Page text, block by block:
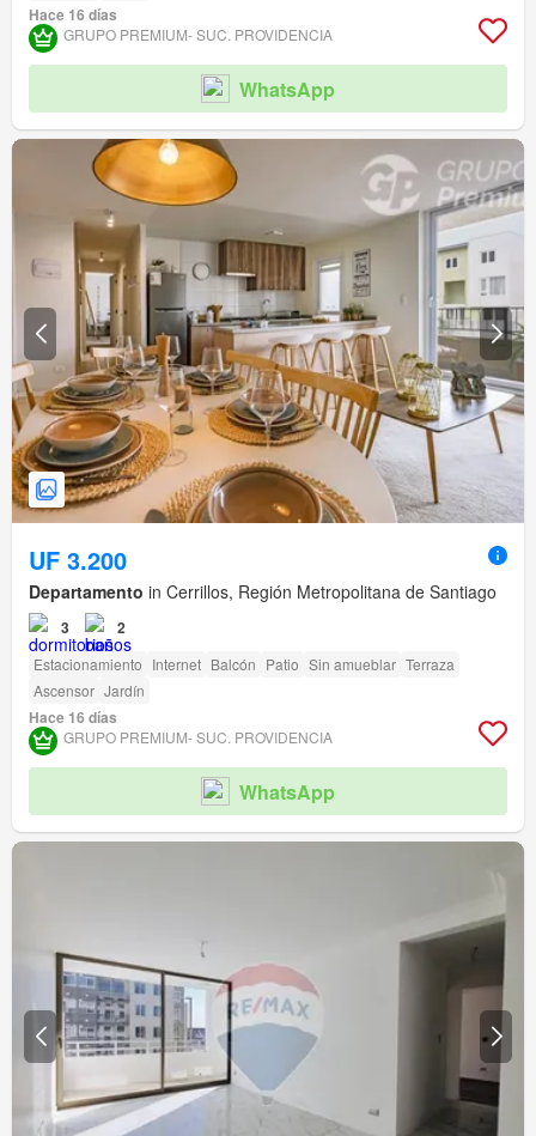
Hace 16 días
GRUPO PREMIUM- SUC. PROVIDENCIA
WhatsApp
UF 3.200
Departamento in Cerrillos, Región Metropolitana de Santiago
3 2
Estacionamiento Internet Balcón Patio Sin amueblar Terraza
Ascensor Jardín
Hace 16 días
GRUPO PREMIUM- SUC. PROVIDENCIA
WhatsApp